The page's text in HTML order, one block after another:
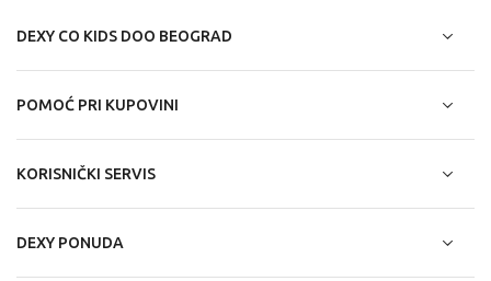
DEXY CO KIDS DOO BEOGRAD
POMOĆ PRI KUPOVINI
KORISNIČKI SERVIS
DEXY PONUDA